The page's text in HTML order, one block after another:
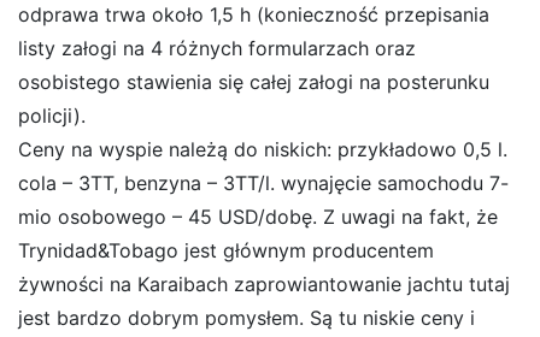
odprawa trwa około 1,5 h (konieczność przepisania
listy załogi na 4 różnych formularzach oraz
osobistego stawienia się całej załogi na posterunku
policji).
Ceny na wyspie należą do niskich: przykładowo 0,5 l.
cola – 3TT, benzyna – 3TT/l. wynajęcie samochodu 7-
mio osobowego – 45 USD/dobę. Z uwagi na fakt, że
Trynidad&Tobago jest głównym producentem
żywności na Karaibach zaprowiantowanie jachtu tutaj
jest bardzo dobrym pomysłem. Są tu niskie ceny i